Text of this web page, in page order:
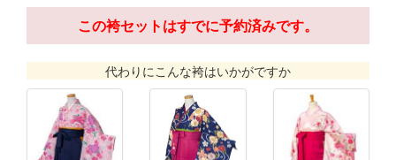
この袴セットはすでに予約済みです。
代わりにこんな袴はいかがですか